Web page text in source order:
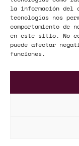
la información del
tecnologías nos
comportamiento de
en este sitio. No
puede afectar
funciones.
corredories
interlocutor influent
assegurador a nivell
Política de privadesa